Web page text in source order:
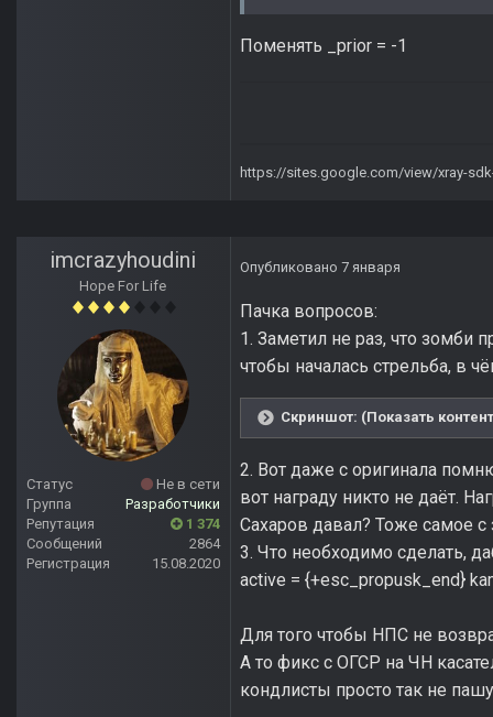
Поменять _prior = -1
https://sites.google.com/view/xray-
imcrazyhoudini
Hope For Life
Статус
Не в сети
Группа
Разработчики
Репутация
1 374
Сообщений
2864
Регистрация
15.08.2020
Опубликовано 7 января
Пачка вопросов:
1. Заметил не раз, что зомби
чтобы началась стрельба, в
Скриншот: (Показать
2. Вот даже с оригинала
вот награду никто не даёт.
Сахаров давал? Тоже самое
3. Что необходимо сделать,
active = {+esc_propusk_end}
Для того чтобы НПС не
А то фикс с ОГСР на ЧН
кондлисты просто так не